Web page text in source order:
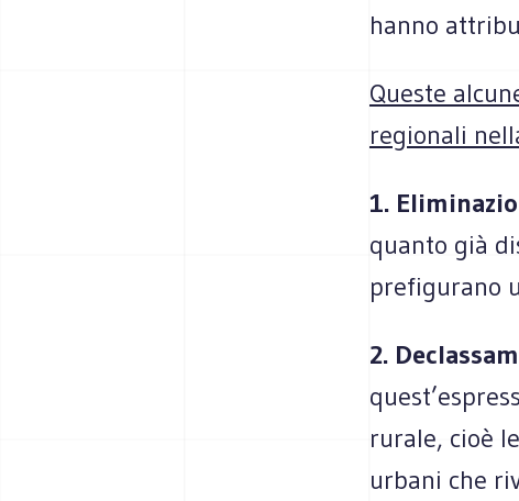
hanno
Queste
regionali
1.
quanto già
prefigurano
2.
rurale, cioè
urbani che